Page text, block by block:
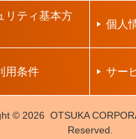
リティ基本方
個人
用条件 サー
©
OTSUKA
Reserved.